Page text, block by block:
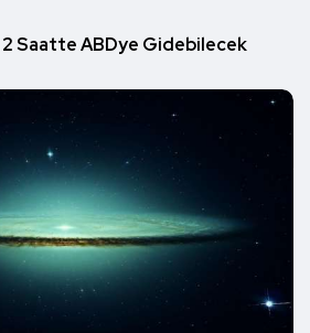
2 Saatte ABDye Gidebilecek